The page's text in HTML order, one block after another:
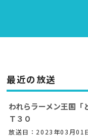
最近の放送
われらラーメン王国「
Ｔ３０
放送日：2023年03月01